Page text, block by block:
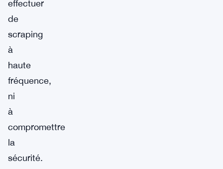
effectuer
de
scraping
à
haute
fréquence,
ni
à
compromettre
la
sécurité.